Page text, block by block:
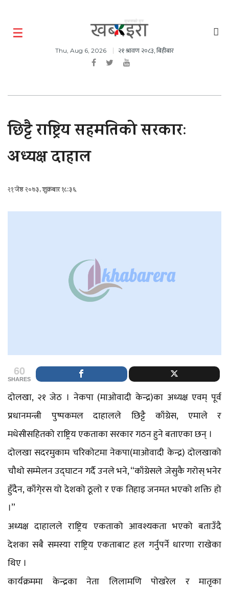
Thu, Aug 6, 2026 २१ श्रावण २०८३, बिहीबार
छिट्टै राष्ट्रिय सहमतिको सरकारः
अध्यक्ष दाहाल
२१ जेष्ठ २०७३, शुक्रबार १८:३६
60
SHARES
दोलखा, २१ जेठ । नेकपा (माओवादी केन्द्र)का अध्यक्ष एवम् पूर्व
प्रधानमन्त्री पुष्पकमल दाहालले छिट्टै काँग्रेस, एमाले र
मधेसीसहितको राष्ट्रिय एकताका सरकार गठन हुने बताएका छन् ।
दोलखा सदरमुकाम चरिकोटमा नेकपा(माओवादी केन्द्र) दोलखाको
चौथो सम्मेलन उद्घाटन गर्दै उनले भने, “काँग्रेसले जेसुकै गरोस् भनेर
हुँदैन, काँगे्रस यो देशको ठूलो र एक तिहाइ जनमत भएको शक्ति हो
।”
अध्यक्ष दाहालले राष्ट्रिय एकताको आवश्यकता भएको बताउँदै
देशका सबै समस्या राष्ट्रिय एकताबाट हल गर्नुपर्ने धारणा राखेका
थिए ।
कार्यक्रममा केन्द्रका नेता लिलामणि पोखरेल र मातृका